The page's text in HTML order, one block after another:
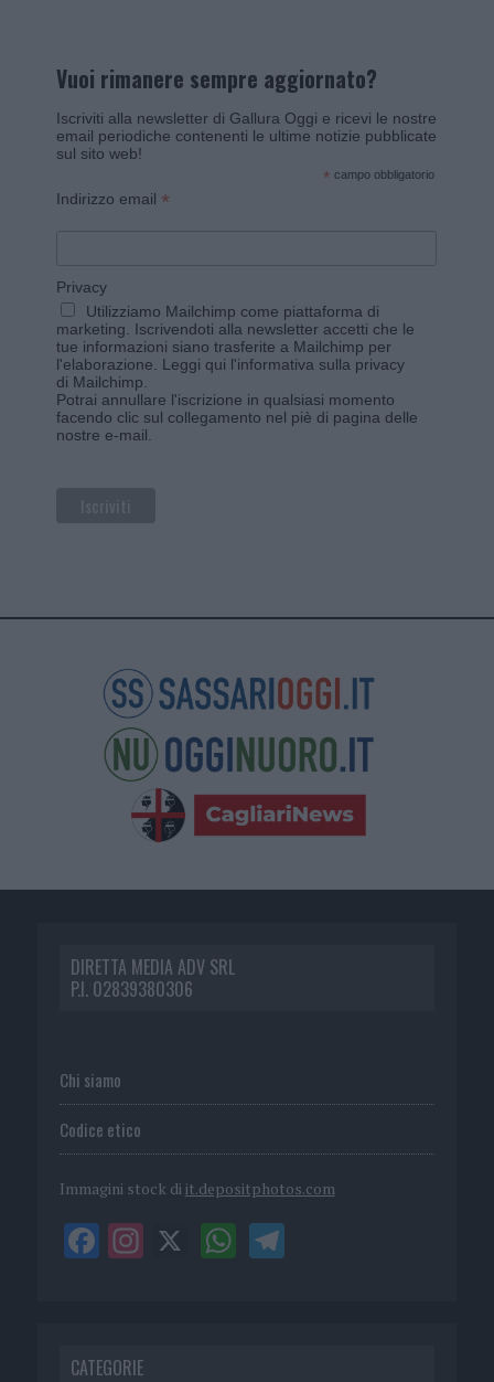
Vuoi rimanere sempre aggiornato?
Iscriviti alla newsletter di Gallura Oggi e ricevi le nostre
email periodiche contenenti le ultime notizie pubblicate
sul sito web!
* campo obbligatorio
Indirizzo email *
Privacy
Utilizziamo Mailchimp come piattaforma di
marketing. Iscrivendoti alla newsletter accetti che le
tue informazioni siano trasferite a Mailchimp per
l'elaborazione. Leggi qui l'informativa sulla privacy
di Mailchimp
Potrai annullare l'iscrizione in qualsiasi momento
facendo clic sul collegamento nel piè di pagina delle
nostre e-mail.
DIRETTA MEDIA ADV SRL
P.I. 02839380306
Chi siamo
Codice etico
Immagini stock di it.depositphotos.com
CATEGORIE